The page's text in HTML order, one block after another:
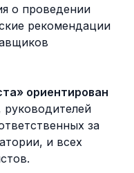
о проведении
рекомендации
ориентирован
за
и всех